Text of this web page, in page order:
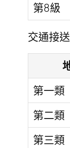
第8級
交通接
第一類
第二類
第三類